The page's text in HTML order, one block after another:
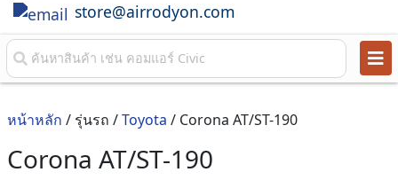
store@airrodyon.com
หน้าหลัก / รุ่นรถ /Toyota / Corona AT/ST-190
Corona AT/ST-190